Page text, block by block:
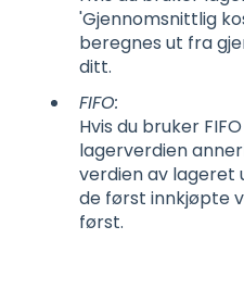
'Gjennomsnittlig
beregnes ut fra
ditt.
FIFO:
Hvis du bruker
lagerverdien
verdien av lageret
de først innkjøpte
først.